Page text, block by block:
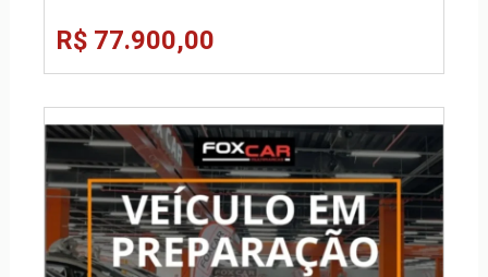
R$ 77.900,00